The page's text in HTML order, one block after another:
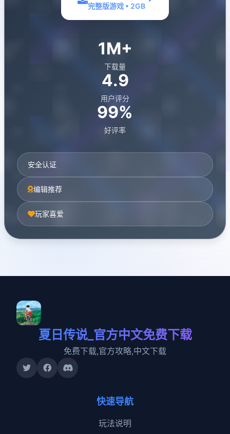
完整版游戏 • 2GB
1M+
下载量
4.9
用户评分
99%
好评率
安全认证
编辑推荐
玩家喜爱
夏日传说_官方中文免费下载
免费下载,官方攻略,中文下载
快速导航
玩法说明